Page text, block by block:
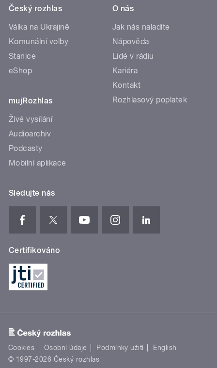
Český rozhlas
Válka na Ukrajině
Komunální volby
Stanice
eShop
mujRozhlas
Živé vysílání
Audioarchiv
Podcasty
Mobilní aplikace
O nás
Jak nás naladíte
Nápověda
Lidé v rádiu
Kariéra
Kontakt
Rozhlasový poplatek
Sledujte nás
Certifikováno
Cookies Osobní údaje Podmínky užití
English
© 1997-2026 Český rozhlas